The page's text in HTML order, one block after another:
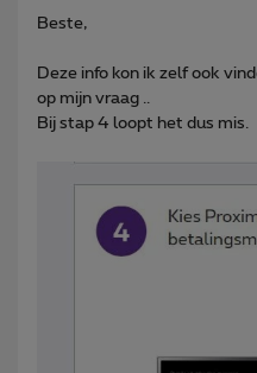
Beste,
Deze info kon ik zelf ook
op mijn vraag ..
Bij stap 4 loopt het dus mis.